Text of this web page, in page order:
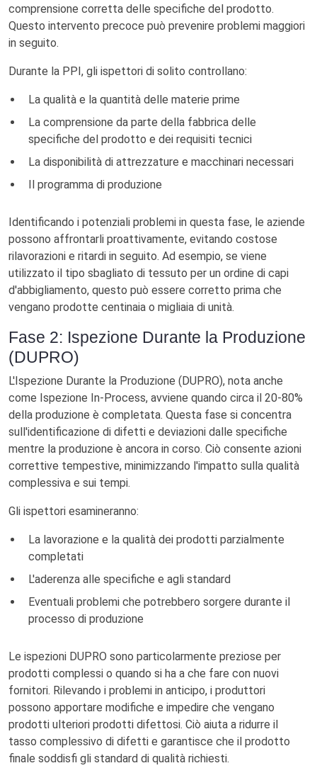
comprensione corretta delle specifiche del prodotto.
Questo intervento precoce può prevenire problemi maggiori
in seguito.
Durante la PPI, gli ispettori di solito controllano:
La qualità e la quantità delle materie prime
La comprensione da parte della fabbrica delle
specifiche del prodotto e dei requisiti tecnici
La disponibilità di attrezzature e macchinari necessari
Il programma di produzione
Identificando i potenziali problemi in questa fase, le aziende
possono affrontarli proattivamente, evitando costose
rilavorazioni e ritardi in seguito. Ad esempio, se viene
utilizzato il tipo sbagliato di tessuto per un ordine di capi
d'abbigliamento, questo può essere corretto prima che
vengano prodotte centinaia o migliaia di unità.
Fase 2: Ispezione Durante la Produzione
(DUPRO)
L'Ispezione Durante la Produzione (DUPRO), nota anche
come Ispezione In-Process, avviene quando circa il 20-80%
della produzione è completata. Questa fase si concentra
sull'identificazione di difetti e deviazioni dalle specifiche
mentre la produzione è ancora in corso. Ciò consente azioni
correttive tempestive, minimizzando l'impatto sulla qualità
complessiva e sui tempi.
Gli ispettori esamineranno:
La lavorazione e la qualità dei prodotti parzialmente
completati
L'aderenza alle specifiche e agli standard
Eventuali problemi che potrebbero sorgere durante il
processo di produzione
Le ispezioni DUPRO sono particolarmente preziose per
prodotti complessi o quando si ha a che fare con nuovi
fornitori. Rilevando i problemi in anticipo, i produttori
possono apportare modifiche e impedire che vengano
prodotti ulteriori prodotti difettosi. Ciò aiuta a ridurre il
tasso complessivo di difetti e garantisce che il prodotto
finale soddisfi gli standard di qualità richiesti.